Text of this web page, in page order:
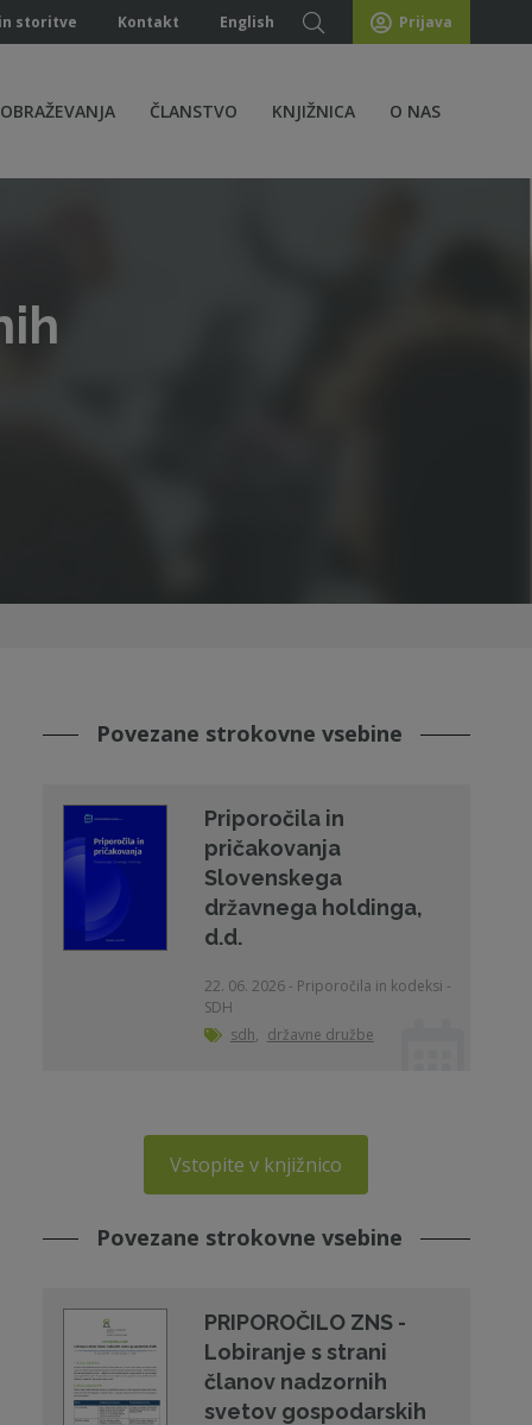
storitve Kontakt English Prijava
ČLANSTVO KNJIŽNICA O NAS
Povezane strokovne vsebine
Priporočila in
pričakovanja
Slovenskega
državnega holdinga,
d.d.
22. 06. 2026 - Priporočila in kodeksi -
SDH
sdh, državne družbe
Vstopite v knjižnico
Povezane strokovne vsebine
PRIPOROČILO ZNS -
Lobiranje s strani
članov nadzornih
svetov gospodarskih